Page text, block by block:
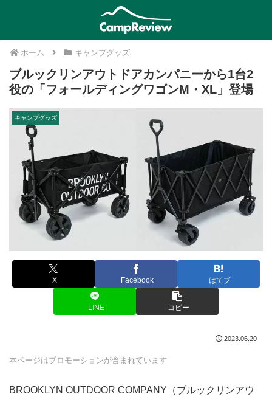
ホーム キャンプグッズ
ブルックリンアウトドアカンパニーから1台2
役の「フォールディングワゴンM・XL」登場
キャンプグッズ
X Facebook はてブ
LINE コピー
2023.06.20
本ページはプロモーションが含まれています
BROOKLYN OUTDOOR COMPANY（ブルックリンアウ